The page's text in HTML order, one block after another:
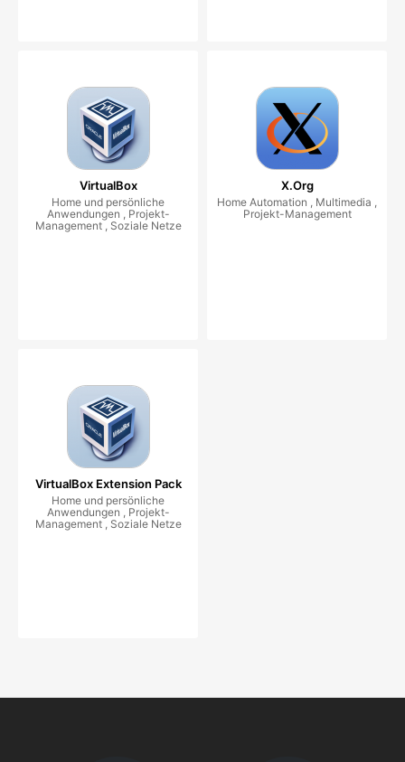
VirtualBox
Home und persönliche
Anwendungen , Projekt-
Management , Soziale Netze
X.Org
Home Automation , Multimedia ,
Projekt-Management
VirtualBox Extension Pack
Home und persönliche
Anwendungen , Projekt-
Management , Soziale Netze